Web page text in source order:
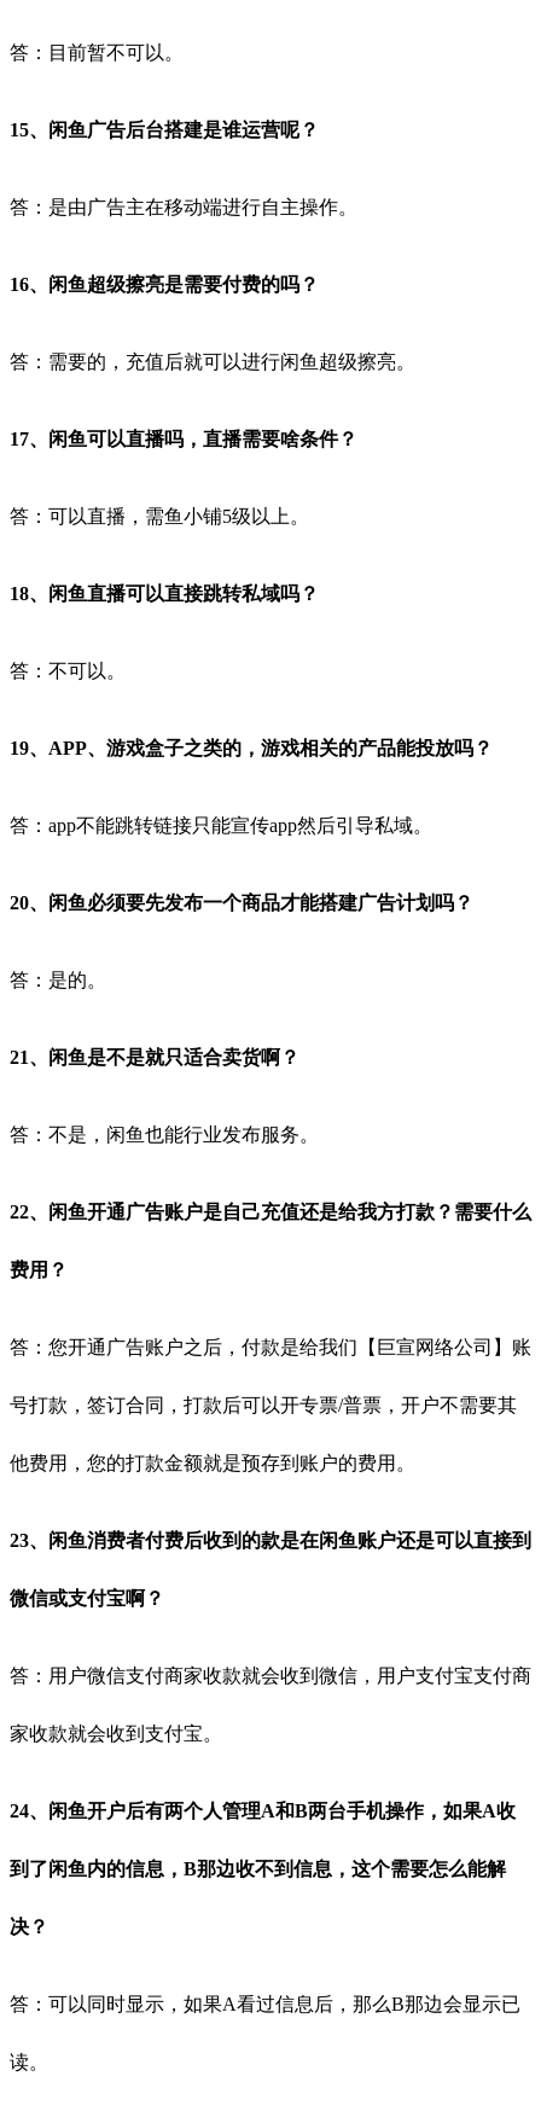
答：目前暂不可以。
15、闲鱼广告后台搭建是谁运营呢？
答：是由广告主在移动端进行自主操作。
16、闲鱼超级擦亮是需要付费的吗？
答：需要的，充值后就可以进行闲鱼超级擦亮。
17、闲鱼可以直播吗，直播需要啥条件？
答：可以直播，需鱼小铺5级以上。
18、闲鱼直播可以直接跳转私域吗？
答：不可以。
19、APP、游戏盒子之类的，游戏相关的产品能投放吗？
答：app不能跳转链接只能宣传app然后引导私域。
20、闲鱼必须要先发布一个商品才能搭建广告计划吗？
答：是的。
21、闲鱼是不是就只适合卖货啊？
答：不是，闲鱼也能行业发布服务。
22、闲鱼开通广告账户是自己充值还是给我方打款？需要什么
费用？
答：您开通广告账户之后，付款是给我们【巨宣网络公司】账
号打款，签订合同，打款后可以开专票/普票，开户不需要其
他费用，您的打款金额就是预存到账户的费用。
23、闲鱼消费者付费后收到的款是在闲鱼账户还是可以直接到
微信或支付宝啊？
答：用户微信支付商家收款就会收到微信，用户支付宝支付商
家收款就会收到支付宝。
24、闲鱼开户后有两个人管理A和B两台手机操作，如果A收
到了闲鱼内的信息，B那边收不到信息，这个需要怎么能解
决？
答：可以同时显示，如果A看过信息后，那么B那边会显示已
读。